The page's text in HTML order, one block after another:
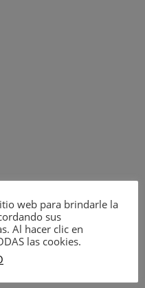
web para brindarle la
sus
Al hacer clic en
las cookies.